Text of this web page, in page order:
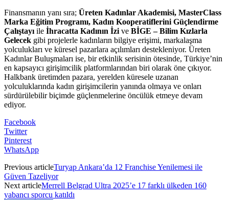
Finansmanın yanı sıra; Üreten Kadınlar Akademisi, MasterClass
Marka Eğitim Programı, Kadın Kooperatiflerini Güçlendirme
Çalıştayı ile İhracatta Kadının İzi ve BİGE – Bilim Kızlarla
Gelecek gibi projelerle kadınların bilgiye erişimi, markalaşma
yolculukları ve küresel pazarlara açılımları destekleniyor. Üreten
Kadınlar Buluşmaları ise, bir etkinlik serisinin ötesinde, Türkiye’nin
en kapsayıcı girişimcilik platformlarından biri olarak öne çıkıyor.
Halkbank üretimden pazara, yerelden küresele uzanan
yolculuklarında kadın girişimcilerin yanında olmaya ve onları
sürdürülebilir biçimde güçlenmelerine öncülük etmeye devam
ediyor.
Facebook
Twitter
Pinterest
WhatsApp
Previous articleTuryap Ankara’da 12 Franchise Yenilemesi ile
Güven Tazeliyor
Next articleMerrell Belgrad Ultra 2025’e 17 farklı ülkeden 160
yabancı sporcu katıldı